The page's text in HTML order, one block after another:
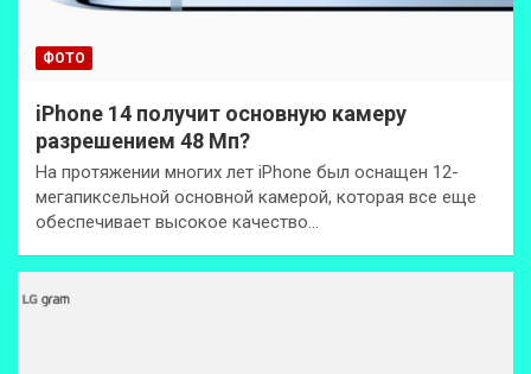
ФОТО
iPhone 14 получит основную камеру
разрешением 48 Мп?
На протяжении многих лет iPhone был оснащен 12-
мегапиксельной основной камерой, которая все еще
обеспечивает высокое качество…